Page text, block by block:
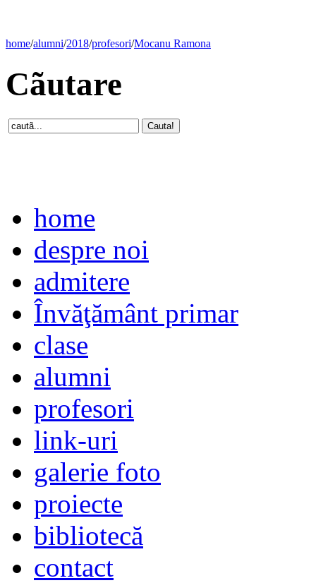
home/alumni/2018/profesori/Mocanu Ramona
Cãutare
home
despre noi
admitere
Învăţământ primar
clase
alumni
profesori
link-uri
galerie foto
proiecte
bibliotecă
contact